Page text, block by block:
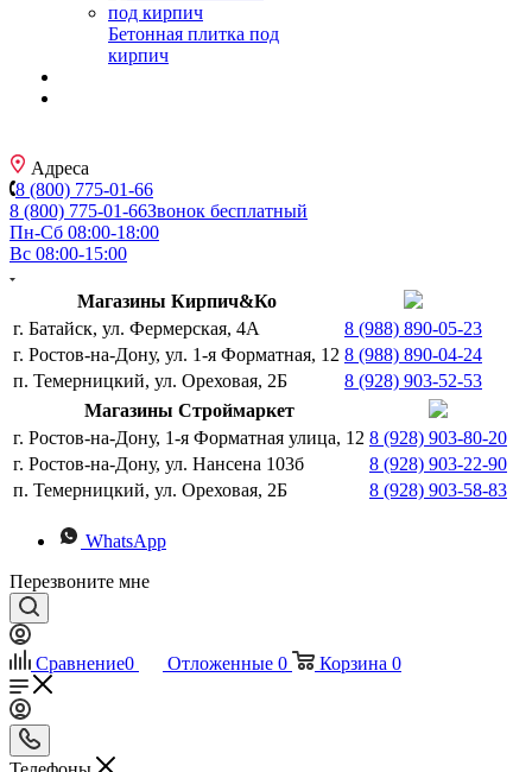
Бетонная плитка под
кирпич
Адреса
8 (800) 775-01-66
8 (800) 775-01-66Звонок бесплатный
Пн-Сб 08:00-18:00
Вс 08:00-15:00
Магазины Кирпич&Ко
г. Батайск, ул. Фермерская, 4А
8 (988) 890-05-23
г. Ростов-на-Дону, ул. 1-я Форматная, 12 8 (988) 890-04-24
п. Темерницкий, ул. Ореховая, 2Б
8 (928) 903-52-53
Магазины Строймаркет
г. Ростов-на-Дону, 1-я Форматная улица, 12 8 (928) 903-80-20
г. Ростов-на-Дону, ул. Нансена 103б
8 (928) 903-22-90
п. Темерницкий, ул. Ореховая, 2Б
8 (928) 903-58-83
WhatsApp
Перезвоните мне
Сравнение0 Отложенные 0 Корзина 0